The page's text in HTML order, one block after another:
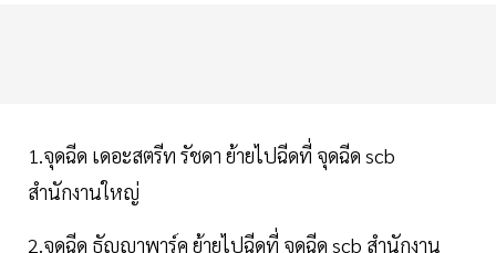
1.จุดฉีด เดอะสตรีท รัชดา ย้ายไปฉีดที่ จุดฉีด scb
สำนักงานใหญ่
2.จุดฉีด ธัญญาพาร์ค ย้ายไปฉีดที่ จุดฉีด scb สำนักงาน